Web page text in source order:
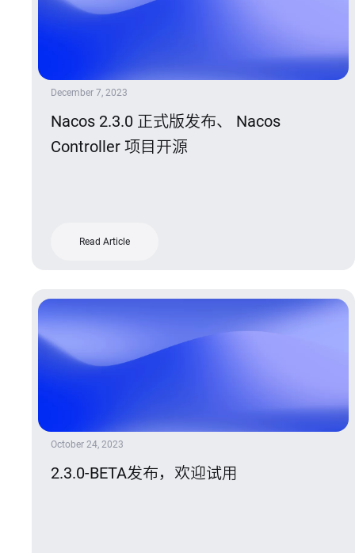
December 7, 2023
Nacos 2.3.0 正式版发布、 Nacos
Controller 项目开源
Read Article
October 24, 2023
2.3.0-BETA发布，欢迎试用